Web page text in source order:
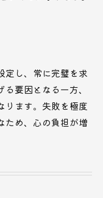
定し、常に完璧を求
要因となる一方、
ります。失敗を極度
ため、心の負担が増